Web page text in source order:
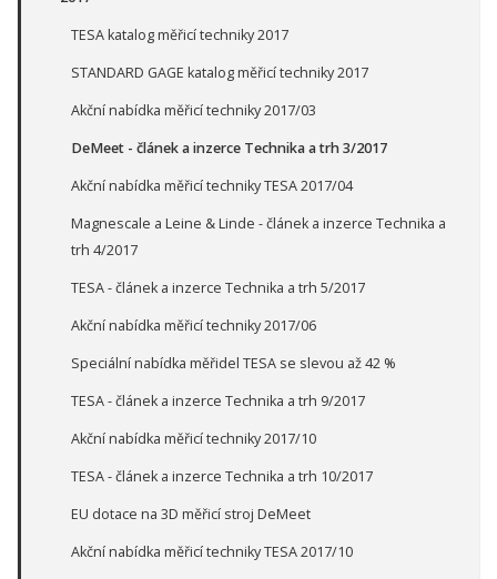
TESA katalog měřicí techniky 2017
STANDARD GAGE katalog měřicí techniky 2017
Akční nabídka měřicí techniky 2017/03
DeMeet - článek a inzerce Technika a trh 3/2017
Akční nabídka měřicí techniky TESA 2017/04
Magnescale a Leine & Linde - článek a inzerce Technika a
trh 4/2017
TESA - článek a inzerce Technika a trh 5/2017
Akční nabídka měřicí techniky 2017/06
Speciální nabídka měřidel TESA se slevou až 42 %
TESA - článek a inzerce Technika a trh 9/2017
Akční nabídka měřicí techniky 2017/10
TESA - článek a inzerce Technika a trh 10/2017
EU dotace na 3D měřicí stroj DeMeet
Akční nabídka měřicí techniky TESA 2017/10